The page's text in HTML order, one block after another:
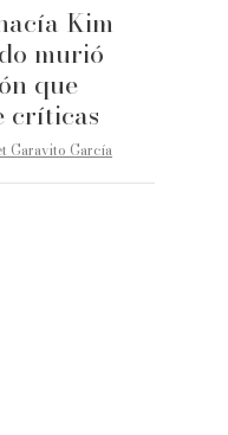
Kim
murió
que
críticas
Garavito García